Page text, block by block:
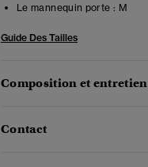
Le mannequin porte : M
Guide Des Tailles
Composition et entretien
Contact